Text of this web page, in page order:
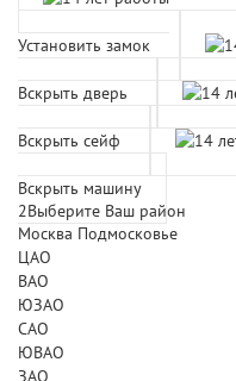
Установить замок
Вскрыть дверь
Вскрыть сейф
Вскрыть машину
2Выберите Ваш район
Москва Подмосковье
ЦАО
ВАО
ЮЗАО
САО
ЮВАО
ЗАО